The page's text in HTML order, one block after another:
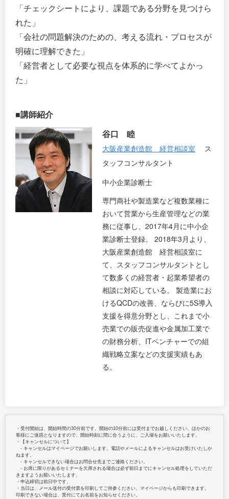
「チェックシートにより、課題である分野を見つけら
れた」
「会社の問題解決のための、考える流れ・プロセスが
明確に理解できた」
「経営者として必要な視点を体系的に学べてよかっ
た」
■講師紹介
谷口 睦
大阪産業創造館 経営相談室 ス
タッフコンサルタント
中小企業診断士
専門商社や製造業など複数業種に
おいて営業から生産管理などの業
務に従事し、2017年4月に中小企
業診断士登録。 2018年3月より、
大阪産業創造館 経営相談室に
て、スタッフコンサルタントとし
て数多くの経営者・起業希望者の
相談に対応している。 製造業にお
けるQCDの改善、ならびに5S導入
支援を得意分野とし、これまで小
売業での販売促進や金属加工業で
の財務分析、ITベンチャーでの組
織戦略立案などの支援実績もあ
る。
・受付開始は、開始時間の30分前です。開始の10分前には受付までお越しください。ほかのお
客様にご迷惑となりますので、開始時刻に間に合うように、ご入場をお願いいたします。
・【キャンセルについて】
‐ キャンセルはマイページでお願いします。電話やメールによるキャンセルはお受けいたしか
ねます。
‐ キャンセルできない場合はお問合せ先までご連絡ください。
‐ お席に限りがあるセミナーを欠席される場合は必ず前日までにキャンセル処理をしていただ
きますようお願いいたします。
・申込締切は前日中です。
・当日は、メール送付の受付票を印刷してご持参ください。マイページからも印刷できます。
印刷できない場合は、受付にてお名前をお知らせください。